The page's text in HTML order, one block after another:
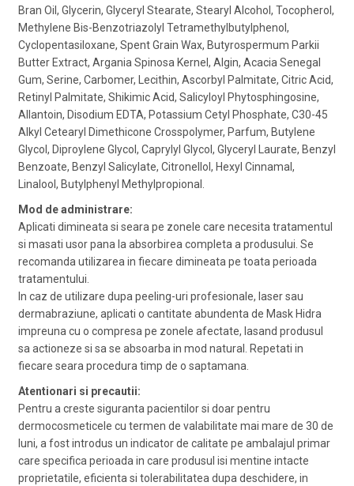
Bran Oil, Glycerin, Glyceryl Stearate, Stearyl Alcohol, Tocopherol,
Methylene Bis-Benzotriazolyl Tetramethylbutylphenol,
Cyclopentasiloxane, Spent Grain Wax, Butyrospermum Parkii
Butter Extract, Argania Spinosa Kernel, Algin, Acacia Senegal
Gum, Serine, Carbomer, Lecithin, Ascorbyl Palmitate, Citric Acid,
Retinyl Palmitate, Shikimic Acid, Salicyloyl Phytosphingosine,
Allantoin, Disodium EDTA, Potassium Cetyl Phosphate, C30-45
Alkyl Cetearyl Dimethicone Crosspolymer, Parfum, Butylene
Glycol, Diproylene Glycol, Caprylyl Glycol, Glyceryl Laurate, Benzyl
Benzoate, Benzyl Salicylate, Citronellol, Hexyl Cinnamal,
Linalool, Butylphenyl Methylpropional.
Mod de administrare:
Aplicati dimineata si seara pe zonele care necesita tratamentul
si masati usor pana la absorbirea completa a produsului. Se
recomanda utilizarea in fiecare dimineata pe toata perioada
tratamentului.
In caz de utilizare dupa peeling-uri profesionale, laser sau
dermabraziune, aplicati o cantitate abundenta de Mask Hidra
impreuna cu o compresa pe zonele afectate, lasand produsul
sa actioneze si sa se absoarba in mod natural. Repetati in
fiecare seara procedura timp de o saptamana.
Atentionari si precautii:
Pentru a creste siguranta pacientilor si doar pentru
dermocosmeticele cu termen de valabilitate mai mare de 30 de
luni, a fost introdus un indicator de calitate pe ambalajul primar
care specifica perioada in care produsul isi mentine intacte
proprietatile, eficienta si tolerabilitatea dupa deschidere, in